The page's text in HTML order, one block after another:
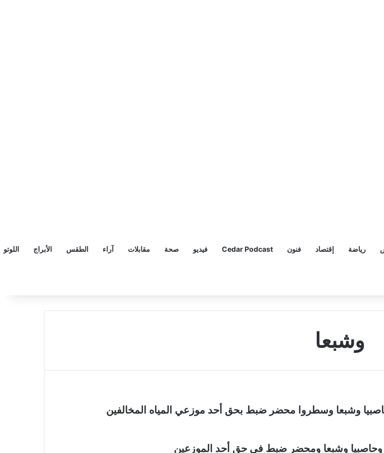
رياضة إقتصاد فنون Cedar Podcast فيديو صحة مقابلات آراء الطقس الأبراج اللوتو
وشبعا
وشبعا وسطروا محضر ضبط بحق أحد موزعي المياه المخالفين
وحاصبيا وشبعا ومحضر ضبط في حق أحد الموزعين